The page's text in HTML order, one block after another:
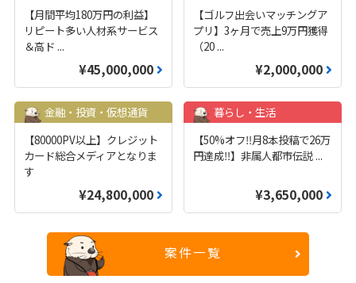
【月間平均180万円の利益】
リピート多い人材系サービス
＆高ド ...
¥45,000,000
【ゴルフ出会いマッチングア
プリ】3ヶ月で売上9万円獲得
（20 ...
¥2,000,000
金融・投資・仮想通貨
【80000PV以上】クレジット
カード総合メディアとなりま
す
¥24,800,000
暮らし・生活
【50%オフ‼️月8本投稿で26万
円達成‼️】非属人都市伝説 ...
¥3,650,000
案件一覧